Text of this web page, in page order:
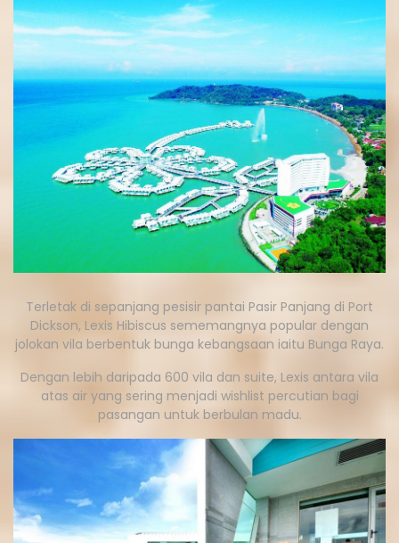
Terletak di sepanjang pesisir pantai Pasir Panjang di Port
Dickson, Lexis Hibiscus sememangnya popular dengan
jolokan vila berbentuk bunga kebangsaan iaitu Bunga Raya.
Dengan lebih daripada 600 vila dan suite, Lexis antara vila
atas air yang sering menjadi wishlist percutian bagi
pasangan untuk berbulan madu.